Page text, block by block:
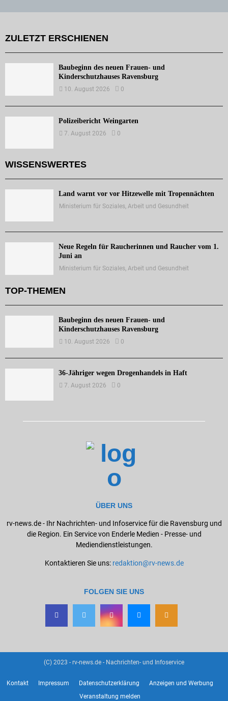
ZULETZT ERSCHIENEN
Baubeginn des neuen Frauen- und
Kinderschutzhauses Ravensburg
10. August 2026 0
Polizeibericht Weingarten
7. August 2026 0
WISSENSWERTES
Land warnt vor vor Hitzewelle mit Tropennächten
Ministerium für Soziales, Arbeit und Gesundheit
Neue Regeln für Raucherinnen und Raucher vom 1.
Juni an
Ministerium für Soziales, Arbeit und Gesundheit
TOP-THEMEN
Baubeginn des neuen Frauen- und
Kinderschutzhauses Ravensburg
10. August 2026 0
36-Jähriger wegen Drogenhandels in Haft
7. August 2026 0
ÜBER UNS
rv-news.de - Ihr Nachrichten- und Infoservice für die Ravensburg und
die Region. Ein Service von Enderle Medien - Presse- und
Mediendienstleistungen.
Kontaktieren Sie uns: redaktion@rv-news.de
FOLGEN SIE UNS
(C) 2023 - rv-news.de - Nachrichten- und Infoservice
Kontakt Impressum Datenschutzerklärung
Anzeigen und Werbung
Veranstaltung melden